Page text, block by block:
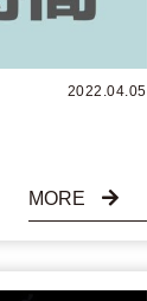
2022.04.05
MORE